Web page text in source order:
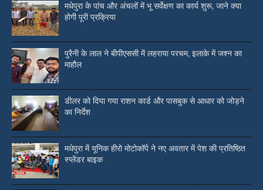
मधेपुरा के पांच और अंचलों में भू सर्वेक्षण का कार्य शुरू, जाने क्या
होगी पूरी प्रक्रिया
पुरैनी के लाल ने बीपीएससी में लहराया परचम, इलाके में जश्न का
माहौल
डीलर को दिया गया राशन कार्ड और पासबुक से आधार को जोड़ने
का निर्देश
मधेपुरा में यूनिक हीरो मोटोकॉर्प ने नए अवतार में पेश की प्रतिष्ठित
स्प्लेंडर बाइक